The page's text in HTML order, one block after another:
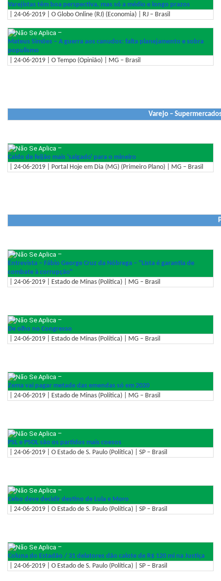
Varejistas têm boa perspectiva, mas só a médio e longo prazos
| 24-06-2019 | O Globo Online (RJ) (Economia) | RJ – Brasil
–
Mateus Simões – A guerra aos canudos: falta planejamento e sobra
populismo
| 24-06-2019 | O Tempo (Opinião) | MG – Brasil
Varejo –
–
Caldo de feijão mais 'salgado' para o mineiro
| 24-06-2019 | Portal Hoje em Dia (MG) (Primeiro Plano) | MG – Brasil
–
Entrevista – Fábio George Cruz da Nóbrega – ''Lista é garantia de
combate à corrupção''
| 24-06-2019 | Estado de Minas (Política) | MG – Brasil
–
De olho no Congresso
| 24-06-2019 | Estado de Minas (Política) | MG – Brasil
–
Zema vai pagar metade das emendas só em 2020
| 24-06-2019 | Estado de Minas (Política) | MG – Brasil
–
PSL e PSOL são os partidos mais coesos
| 24-06-2019 | O Estado de S. Paulo (Política) | SP – Brasil
–
Celso deve decidir destino de Lula e Moro
| 24-06-2019 | O Estado de S. Paulo (Política) | SP – Brasil
–
Coluna do Estadão / 31 delatores dão calote de R$ 120 mi na Justiça
| 24-06-2019 | O Estado de S. Paulo (Política) | SP – Brasil